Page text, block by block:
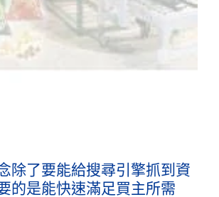
除了要能給搜尋引擎抓到資
的是能快速滿足買主所需